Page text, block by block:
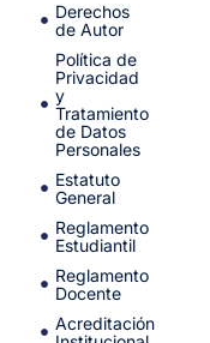
Derechos
de Autor
Política de
Privacidad
y
Tratamiento
de Datos
Personales
Estatuto
General
Reglamento
Estudiantil
Reglamento
Docente
Acreditación